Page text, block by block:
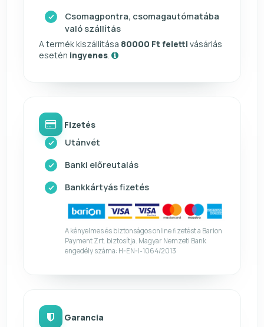
Csomagpontra, csomagautómatába
való szállítás
A termék kiszállítása 80000 Ft feletti vásárlás
esetén ingyenes
Fizetés
Utánvét
Banki előreutalás
Bankkártyás fizetés
A kényelmes és biztonságos online fizetést a Barion
Payment Zrt. biztosítja. Magyar Nemzeti Bank
engedély száma: H-EN-I-1064/2013
Garancia